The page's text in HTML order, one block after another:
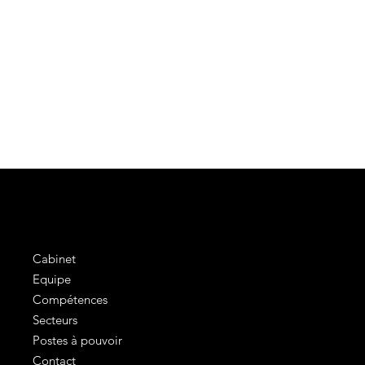
Cabinet
Equipe
Compétences
Secteurs
Postes à pouvoir
Contact